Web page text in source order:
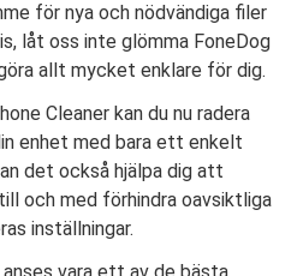
för nya och nödvändiga filer
låt oss inte glömma FoneDog
allt mycket enklare för dig.
Cleaner kan du nu radera
enhet med bara ett enkelt
det också hjälpa dig att
och med förhindra oavsiktliga
inställningar.